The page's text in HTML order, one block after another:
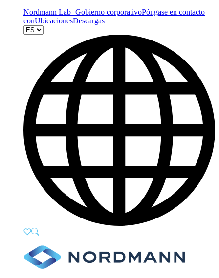
Nordmann Lab+Gobierno corporativoPóngase en contacto
conUbicacionesDescargas